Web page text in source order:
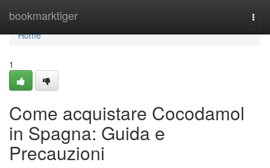
bookmarktiger
Home
Home
1
Come acquistare Cocodamol
in Spagna: Guida e
Precauzioni